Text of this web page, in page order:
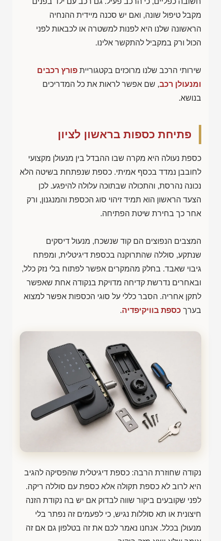
מקבל טיפול שונה, ואם יש סכנה מיידית ההנחיה
הראשונה שלנו היא לפנות למשטרה או לכבאות לפני
הכול ורק במקביל להתקשר אלינו.
שירותי הרכב שלנו מרוכזים בקטגוריית פורץ רכבים
ומנעולן רכב, שם אפשר לראות את כל המדריכים
בנושא.
פתיחת כספות בראשון לציון
כספת נעולה היא מקרה שבו ההבדל בין מנעולן מקצועי
לחובבן נמדד בכסף אמיתי. כספת שנפתחת בשיטה הלא
נכונה נהרסת, והתכולה שבתוכה עלולה להיפגע. לכן
הצעד הראשון הוא תמיד זיהוי סוג הכספת והמנגנון, ורק
אחר כך בחירת שיטת הפתיחה.
המצבים הנפוצים הם קוד שנשכח, מנעול דיסקים
שנתקע, סוללה שהתרוקנה בכספת דיגיטלית, ומפתח
גיבוי שאבד. בחלק מהמקרים אפשר לפתוח בלי נזק כלל,
ובאחרים נדרשת קדיחה מדויקת בנקודה אחת שאפשר
לתקן אחריה. הסבר כללי על סוגי הכספות אפשר למצוא
בערך כספת בוויקיפדיה.
נקודה שחוזרת הרבה: כספת דיגיטלית שהפסיקה להגיב
היא לרוב לא כספת תקולה אלא כספת עם סוללה ריקה.
לפני שקובעים ביקור שווה לבדוק אם יש בה נקודת הזנה
חיצונית או תא סוללות נגיש, כי לפעמים זה נפתר בלי
מנעולן בכלל. אנחנו נאמר לכם את זה בטלפון גם אם זה